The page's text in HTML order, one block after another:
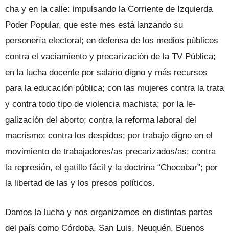
cha y en la calle: impulsando la Corriente de Izquierda
Poder Popular, que este mes está lanzando su
personería electoral; en defensa de los medios públicos
contra el vaciamiento y precarización de la TV Pú­blica;
en la lucha docente por salario digno y más recursos
para la educación pública; con las mujeres contra la trata
y contra todo tipo de violencia machista; por la le­
galización del aborto; contra la reforma laboral del
macrismo; contra los despidos; por trabajo digno en el
movimiento de trabajadores/as precarizados/as; contra
la represión, el gatillo fácil y la doctrina “Chocobar”; por
la libertad de las y los pre­sos políticos.
Damos la lucha y nos organizamos en distintas partes
del país como Córdoba, San Luis, Neuquén, Buenos